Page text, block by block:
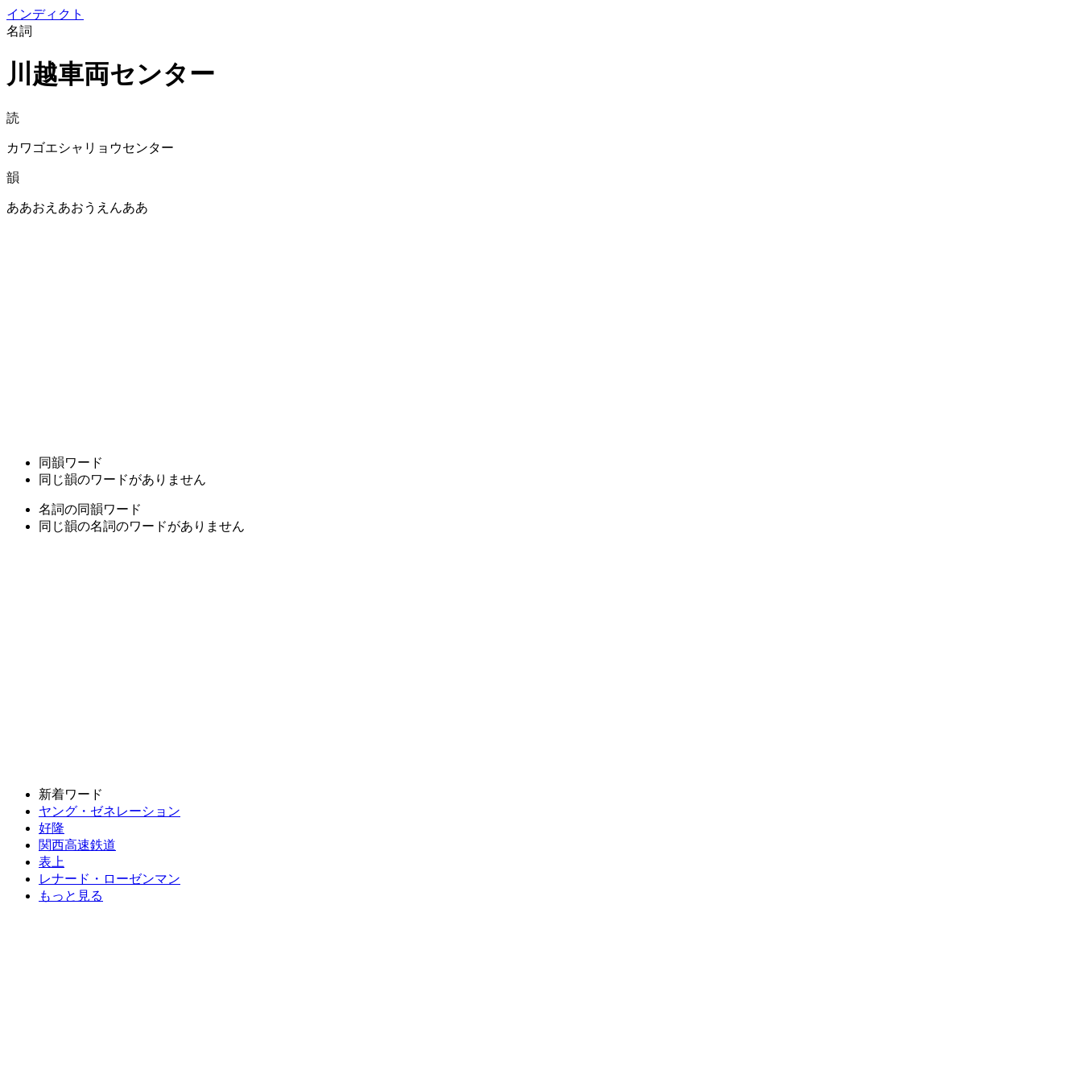
インディクト
名詞
川越車両センター
読
カワゴエシャリョウセンター
韻
ああおえあおうえんああ
同韻ワード
同じ韻のワードがありません
名詞の同韻ワード
同じ韻の名詞のワードがありません
新着ワード
ヤング・ゼネレーション
好隆
関西高速鉄道
表上
レナード・ローゼンマン
もっと見る